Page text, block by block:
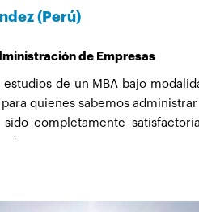
(Perú)
de Empresas
de un MBA bajo
quienes sabemos
sido completamente
nuevos conceptos
un profesional